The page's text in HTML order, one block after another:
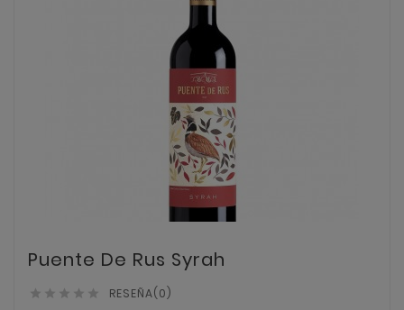
Puente De Rus Syrah
     RESEÑA(0)